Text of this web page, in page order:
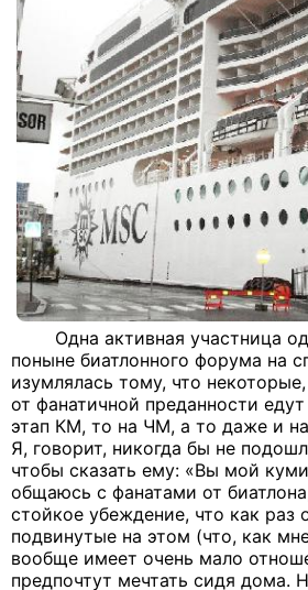
Одна активная участница
поныне биатлонного форума на
изумлялась тому, что
от фанатичной преданности
этап КМ, то на ЧМ, а то даже и
Я, говорит, никогда бы не
чтобы сказать ему: «Вы мой
общаюсь с фанатами от
стойкое убеждение, что как раз
подвинутые на этом (что, как
вообще имеет очень мало
предпочтут мечтать сидя дома.